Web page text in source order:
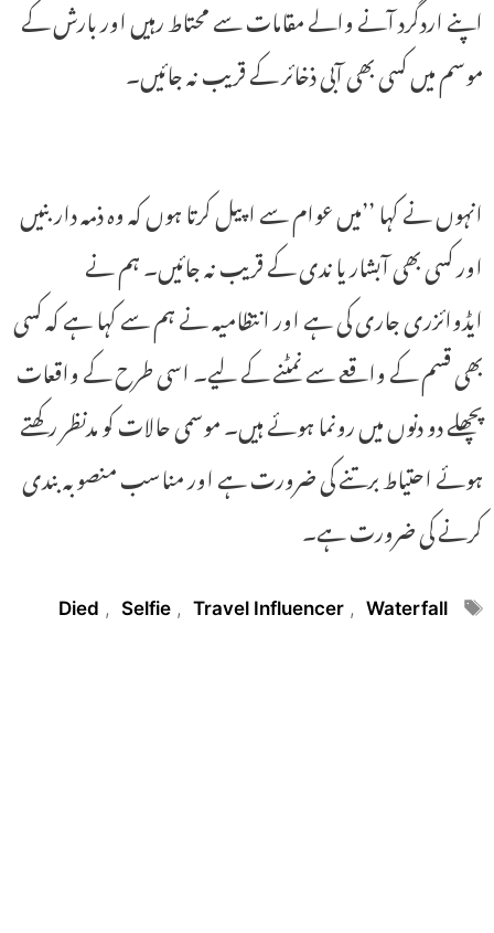
اپنے اردگرد آنے والے مقامات سے محتاط رہیں اور بارش کے
موسم میں کسی بھی آبی ذخائر کے قریب نہ جائیں۔
انہوں نے کہا ’’میں عوام سے اپیل کرتا ہوں کہ وہ ذمہ دار بنیں
اور کسی بھی آبشار یا ندی کے قریب نہ جائیں۔ ہم نے
ایڈوائزری جاری کی ہے اور انتظامیہ نے ہم سے کہا ہے کہ کسی
بھی قسم کے واقعے سے نمٹنے کے لیے۔ اسی طرح کے واقعات
پچھلے دو دنوں میں رونما ہوئے ہیں۔ موسمی حالات کو مدنظر رکھتے
ہوئے احتیاط برتنے کی ضرورت ہے اور مناسب منصوبہ بندی
کرنے کی ضرورت ہے۔
Tags
Died , Selfie , Travel Influencer , Waterfall